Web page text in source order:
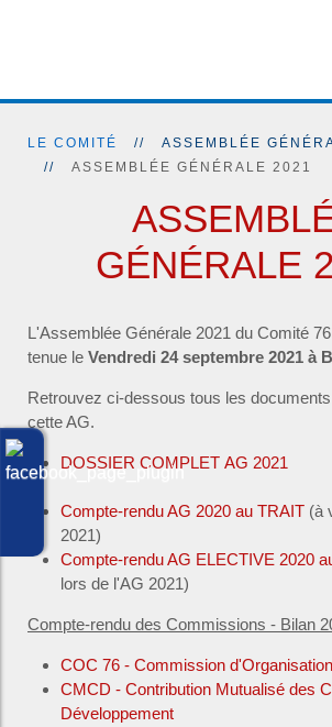
LE COMITÉ
ASSEMBLÉE
ASSEMBLÉE GÉNÉRALE 2021
GÉNÉRALE
L'Assemblée Générale 2021 du Comité
tenue le Vendredi 24 septembre 2021 à
Retrouvez ci-dessous tous les
cette AG.
DOSSIER COMPLET AG 2021
Compte-rendu AG 2020 au TRAIT (à
2021)
Compte-rendu AG ELECTIVE 2020
lors de l'AG 2021)
Compte-rendu des Commissions - Bilan
COC 76 - Commission
CMCD - Contribution Mutualisé des
Développement